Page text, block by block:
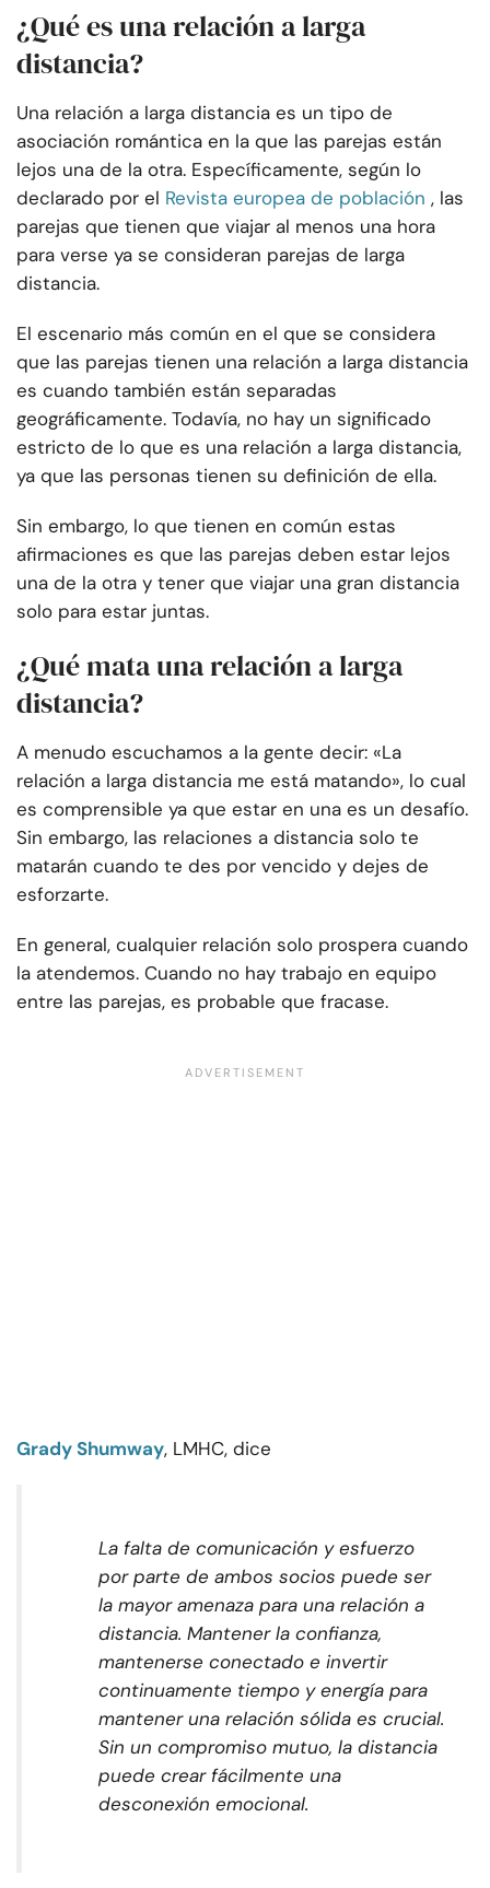
¿Qué es una relación a larga
distancia?
Una relación a larga distancia es un tipo de
asociación romántica en la que las parejas están
lejos una de la otra. Específicamente, según lo
declarado por el Revista europea de población , las
parejas que tienen que viajar al menos una hora
para verse ya se consideran parejas de larga
distancia.
El escenario más común en el que se considera
que las parejas tienen una relación a larga distancia
es cuando también están separadas
geográficamente. Todavía, no hay un significado
estricto de lo que es una relación a larga distancia,
ya que las personas tienen su definición de ella.
Sin embargo, lo que tienen en común estas
afirmaciones es que las parejas deben estar lejos
una de la otra y tener que viajar una gran distancia
solo para estar juntas.
¿Qué mata una relación a larga
distancia?
A menudo escuchamos a la gente decir: «La
relación a larga distancia me está matando», lo cual
es comprensible ya que estar en una es un desafío.
Sin embargo, las relaciones a distancia solo te
matarán cuando te des por vencido y dejes de
esforzarte.
En general, cualquier relación solo prospera cuando
la atendemos. Cuando no hay trabajo en equipo
entre las parejas, es probable que fracase.
Grady Shumway, LMHC, dice
La falta de comunicación y esfuerzo
por parte de ambos socios puede ser
la mayor amenaza para una relación a
distancia. Mantener la confianza,
mantenerse conectado e invertir
continuamente tiempo y energía para
mantener una relación sólida es crucial.
Sin un compromiso mutuo, la distancia
puede crear fácilmente una
desconexión emocional.